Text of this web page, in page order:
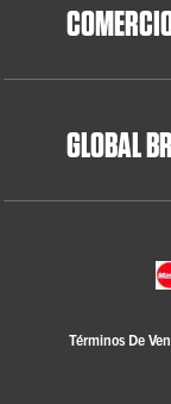
GLOBAL
Términos De